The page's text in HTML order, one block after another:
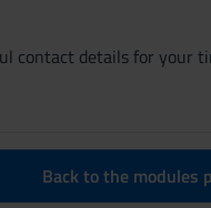
contact details for your
Back to the modules